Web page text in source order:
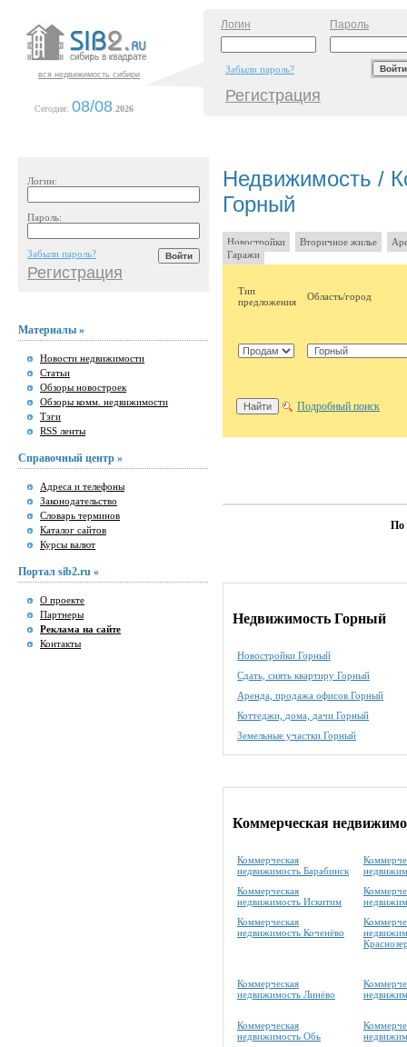
вся недвижимость сибири
Сегодня: 08/08 2026
Логин Пароль
Забыли пароль?
Регистрация
Логин:
Пароль:
Забыли пароль?
Регистрация
Материалы »
Новости недвижимости
Статьи
Обзоры новостроек
Обзоры комм. недвижимости
Тэги
RSS ленты
Справочный центр »
Адреса и телефоны
Законодательство
Словарь терминов
Каталог сайтов
Курсы валют
Портал sib2.ru »
О проекте
Партнеры
Реклама на сайте
Контакты
Недвижимость /
Горный
Новостройки Вторичное жилье
Гаражи
Тип
предложения
Область/город
Подробный поиск
По
Недвижимость Горный
Новостройки Горный
Сдать, снять квартиру Горный
Аренда, продажа офисов Горный
Коттеджи, дома, дачи Горный
Земельные участки Горный
Коммерческая
Коммерческая
недвижимость Барабинск
Коммерческая
недвижимость Искитим
Коммерческая
недвижимость Коченёво
Коммерческая
недвижимость Линёво
Коммерческая
недвижимость Обь